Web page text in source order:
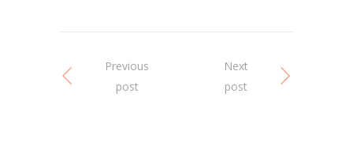
Previous
post
Next
post